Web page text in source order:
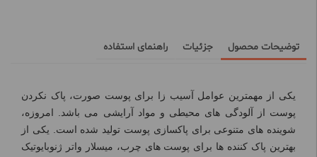
توضیحات محصول جزئیات راهنمای استفاده
یکی از مهمترین عوامل آسیب زا برای پوست صورت، پاک نکردن
پوست از آلودگی های محیطی و مواد آرایشی می باشد. امروزه،
شوینده های متنوعی برای پاکسازی پوست تولید شده است. یکی از
بهترین پاک کننده ها برای پوست های چرب، میسلار واتر ژنوبایوتیک